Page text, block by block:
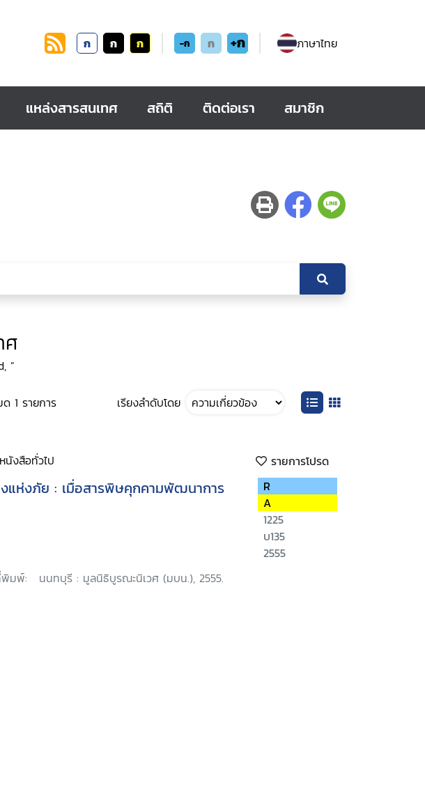
ก ก ก -ก ก +ก ภาษาไทย
แหล่งสารสนเทศ สถิติ ติดต่อเรา สมาชิก
ศ
”
1 รายการ เรียงลำดับโดย
หนังสือทั่วไป รายการโปรด
แห่งภัย : เมื่อสารพิษคุกคามพัฒนาการ
พิมพ์: นนทบุรี : มูลนิธิบูรณะนิเวศ (มบน.), 2555.
R
A
1225
บ135
2555